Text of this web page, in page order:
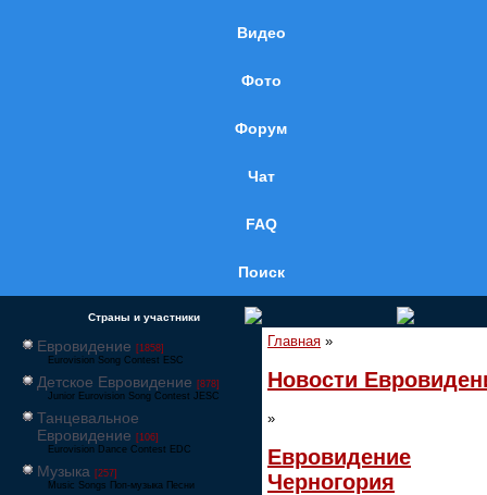
Видео
Фото
Форум
Чат
FAQ
Поиск
Страны и участники
Евровидение [1858]
Eurovision Song Contest ESC
Детское Евровидение [878]
Junior Eurovision Song Contest JESC
Танцевальное
Евровидение [106]
Eurovision Dance Contest EDC
Музыка [257]
Music Songs Поп-музыка Песни
Главная »
Новости
»
Евровидение
Черногория